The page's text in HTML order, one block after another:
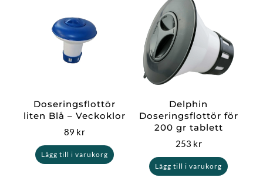
Doseringsflottör
liten Blå – Veckoklor
89 kr
Lägg till i varukorg
Delphin
Doseringsflottör för
200 gr tablett
253 kr
Lägg till i varukorg